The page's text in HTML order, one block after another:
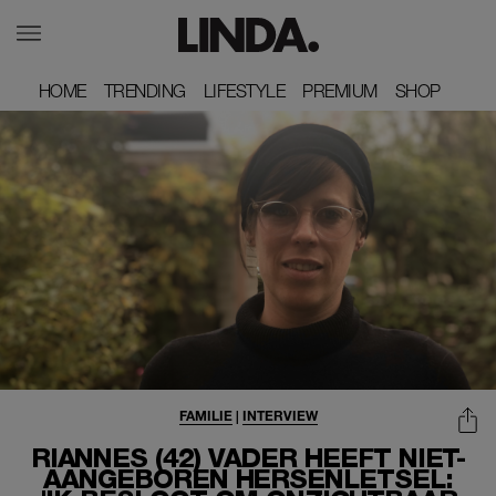
HOME
HOME TRENDING
TRENDING LIFESTYLE
LIFESTYLE PREMIUM
PREMIUM SHOP
SHOP
RIANNES (42) VADER HEEFT NIET-
AANGEBOREN HERSENLETSEL:
FAMILIE| INTERVIEW